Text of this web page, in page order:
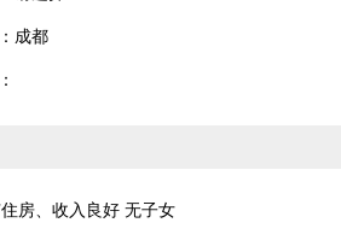
成都
房、收入良好 无子女